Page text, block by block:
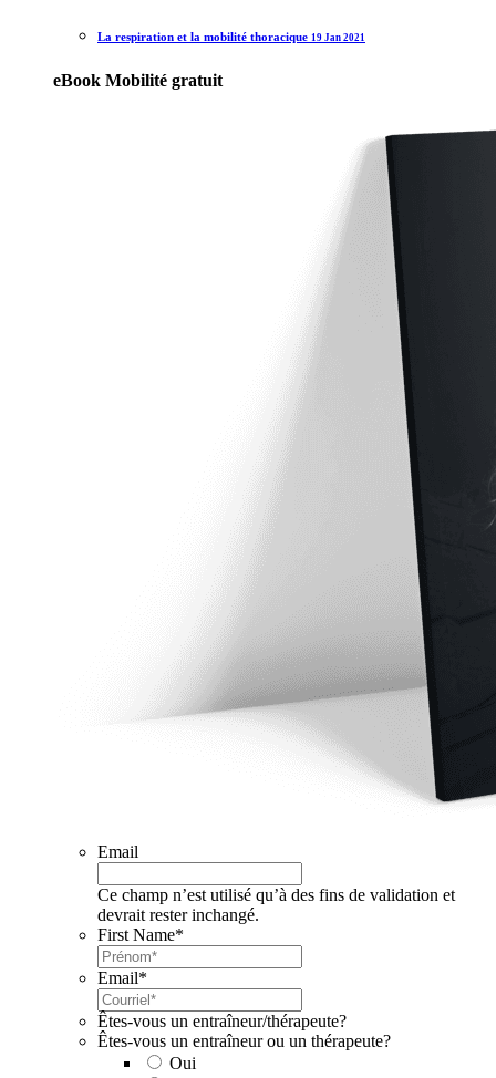
La respiration et la mobilité thoracique 19 Jan 2021
eBook Mobilité gratuit
Email
Ce champ n’est utilisé qu’à des fins de validation et
devrait rester inchangé.
First Name*
Email*
Êtes-vous un entraîneur/thérapeute?
Êtes-vous un entraîneur ou un thérapeute?
Oui